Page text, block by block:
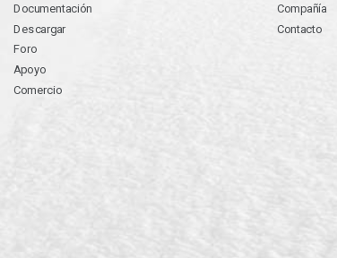
Documentación
Descargar
Foro
Apoyo
Comercio
Compañía
Contacto